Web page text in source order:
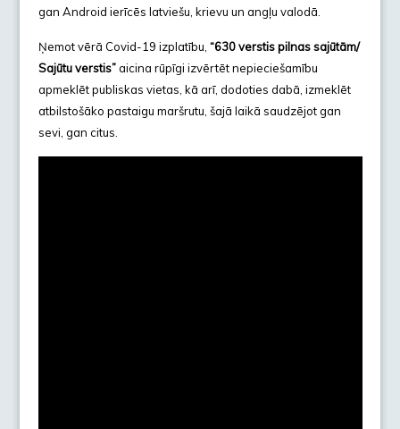
gan Android ierīcēs latviešu, krievu un angļu valodā.
Ņemot vērā Covid-19 izplatību, “630 verstis pilnas sajūtām/
Sajūtu verstis”aicina rūpīgi izvērtēt nepieciešamību
apmeklēt publiskas vietas, kā arī, dodoties dabā, izmeklēt
atbilstošāko pastaigu maršrutu, šajā laikā saudzējot gan
sevi, gan citus.